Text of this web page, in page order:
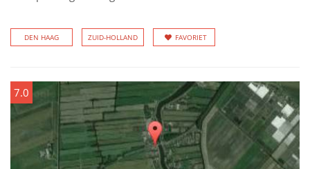
DEN HAAG ZUID-HOLLAND FAVORIET
7.0